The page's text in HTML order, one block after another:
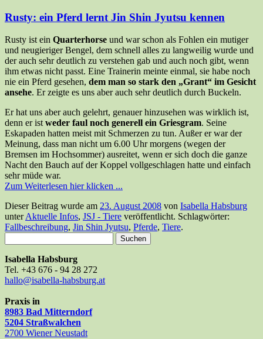
Rusty: ein Pferd lernt Jin Shin Jyutsu kennen
Rusty ist ein Quarterhorse und war schon als Fohlen ein mutiger
und neugieriger Bengel, dem schnell alles zu langweilig wurde und
der auch sehr deutlich zu verstehen gab und auch noch gibt, wenn
ihm etwas nicht passt. Eine Trainerin meinte einmal, sie habe noch
nie ein Pferd gesehen, dem man so stark den „Grant“ im Gesicht
ansehe. Er zeigte es uns aber auch sehr deutlich durch Buckeln.
Er hat uns aber auch gelehrt, genauer hinzusehen was wirklich ist,
denn er ist weder faul noch generell ein Griesgram. Seine
Eskapaden hatten meist mit Schmerzen zu tun. Außer er war der
Meinung, dass man nicht um 6.00 Uhr morgens (wegen der
Bremsen im Hochsommer) ausreitet, wenn er sich doch die ganze
Nacht den Bauch auf der Koppel vollgeschlagen hatte und einfach
sehr müde war.
Zum Weiterlesen hier klicken ...
Dieser Beitrag wurde am 23. August 2008 von Isabella Habsburg
unterAktuelle Infos, JSJ - Tiere veröffentlicht. Schlagwörter:
Fallbeschreibung, Jin Shin Jyutsu, Pferde, Tiere.
nach:
Isabella Habsburg
Tel. +43 676 - 94 28 272
hallo@isabella-habsburg.at
Praxis in
8983 Bad Mitterndorf
5204 Straßwalchen
2700 Wiener Neustadt